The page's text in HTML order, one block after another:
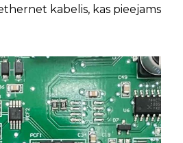
kabelis, kas pieejams